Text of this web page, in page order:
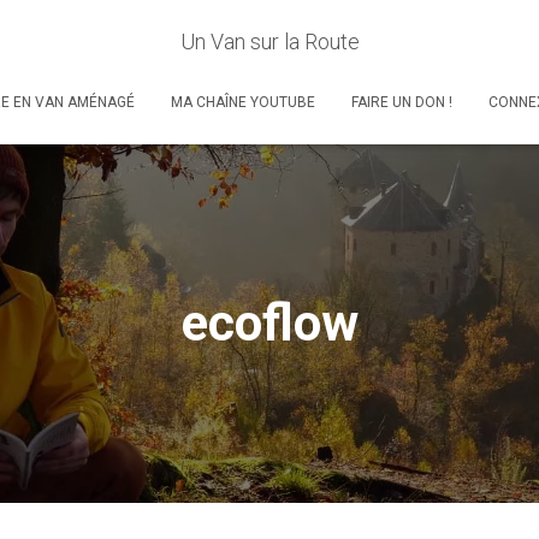
Un Van sur la Route
EN VAN AMÉNAGÉ MA CHAÎNE YOUTUBE FAIRE UN DON !
ecoflow